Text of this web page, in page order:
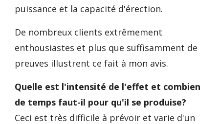
puissance et la capacité d'érection.
De nombreux clients extrêmement
enthousiastes et plus que suffisamment de
preuves illustrent ce fait à mon avis.
Quelle est l'intensité de l'effet et combien
de temps faut-il pour qu'il se produise?
Ceci est très difficile à prévoir et varie d'un